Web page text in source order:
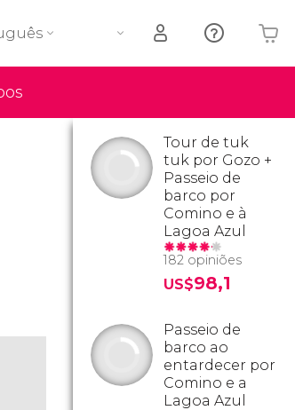
Tour de tuk
tuk por Gozo +
Passeio de
barco por
Comino e à
Lagoa Azul
182 opiniões
US$98,1
Passeio de
barco ao
entardecer por
Comino e a
Lagoa Azul